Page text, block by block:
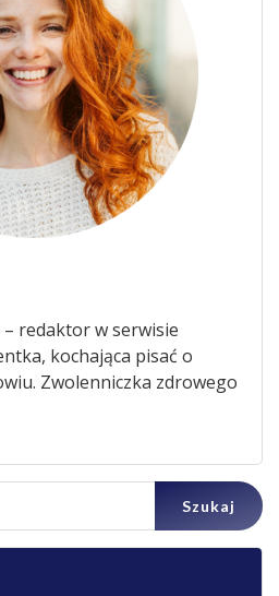
redaktor w serwisie
kochająca pisać o
Zwolenniczka zdrowego